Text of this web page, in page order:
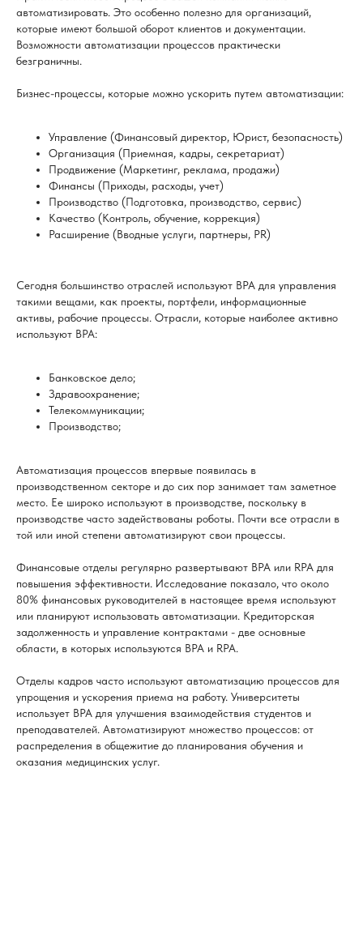
автоматизировать. Это особенно полезно для организаций,
которые имеют большой оборот клиентов и документации.
Возможности автоматизации процессов практически
безграничны.
Бизнес-процессы, которые можно ускорить путем автоматизации:
Управление (Финансовый директор, Юрист, безопасность)
Организация (Приемная, кадры, секретариат)
Продвижение (Маркетинг, реклама, продажи)
Финансы (Приходы, расходы, учет)
Производство (Подготовка, производство, сервис)
Качество (Контроль, обучение, коррекция)
Расширение (Вводные услуги, партнеры, PR)
Сегодня большинство отраслей используют BPA для управления
такими вещами, как проекты, портфели, информационные
активы, рабочие процессы. Отрасли, которые наиболее активно
используют BPA:
Банковское дело;
Здравоохранение;
Телекоммуникации;
Производство;
Автоматизация процессов впервые появилась в
производственном секторе и до сих пор занимает там заметное
место. Ее широко используют в производстве, поскольку в
производстве часто задействованы роботы. Почти все отрасли в
той или иной степени автоматизируют свои процессы.
Финансовые отделы регулярно развертывают BPA или RPA для
повышения эффективности. Исследование показало, что около
80% финансовых руководителей в настоящее время используют
или планируют использовать автоматизации. Кредиторская
задолженность и управление контрактами - две основные
области, в которых используются BPA и RPA.
Отделы кадров часто используют автоматизацию процессов для
упрощения и ускорения приема на работу. Университеты
использует BPA для улучшения взаимодействия студентов и
преподавателей. Автоматизируют множество процессов: от
распределения в общежитие до планирования обучения и
оказания медицинских услуг.